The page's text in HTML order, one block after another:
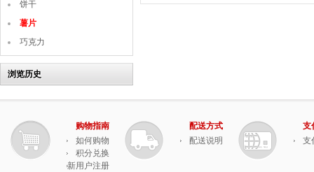
饼干
薯片
巧克力
浏览历史
购物指南
如何购物
积分兑换
新用户注册
配送方式
配送说明
支
支